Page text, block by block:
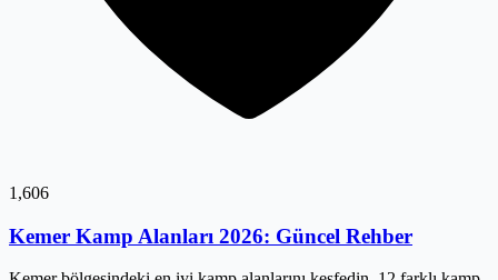
1,606
Kemer Kamp Alanları 2026: Güncel Rehber